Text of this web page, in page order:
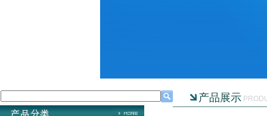
产品展示